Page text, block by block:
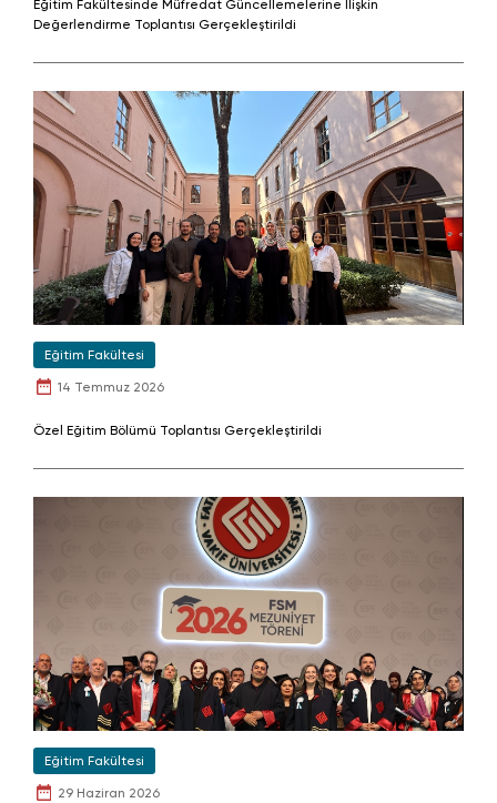
Eğitim Fakültesinde Müfredat Güncellemelerine İlişkin
Değerlendirme Toplantısı Gerçekleştirildi
Eğitim Fakültesi
14 Temmuz 2026
Özel Eğitim Bölümü Toplantısı Gerçekleştirildi
Eğitim Fakültesi
29 Haziran 2026